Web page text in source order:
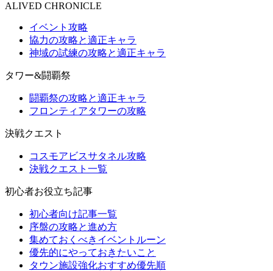
ALIVED CHRONICLE
イベント攻略
協力の攻略と適正キャラ
神域の試練の攻略と適正キャラ
タワー&闘覇祭
闘覇祭の攻略と適正キャラ
フロンティアタワーの攻略
決戦クエスト
コスモアビスサタネル攻略
決戦クエスト一覧
初心者お役立ち記事
初心者向け記事一覧
序盤の攻略と進め方
集めておくべきイベントルーン
優先的にやっておきたいこと
タウン施設強化おすすめ優先順